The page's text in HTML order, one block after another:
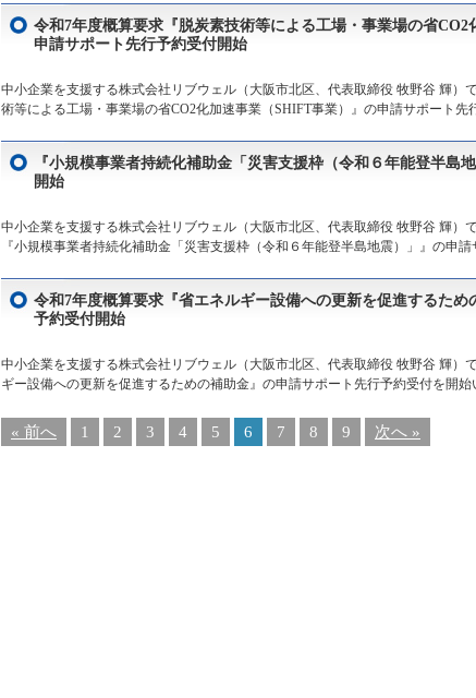
令和7年度概算要求『脱炭素技術等による工場・事業場の省
申請サポート先行予約受付開始
中小企業を支援する株式会社リブウェル（大阪市北区、代表取締役 牧野谷 輝）
術等による工場・事業場の省CO2化加速事業（SHIFT事業）』の申請サポート
『小規模事業者持続化補助金「災害支援枠（令和６年能登半島
開始
中小企業を支援する株式会社リブウェル（大阪市北区、代表取締役 牧野谷 輝）
『小規模事業者持続化補助金「災害支援枠（令和６年能登半島地震）」』の申
令和7年度概算要求『省エネルギー設備への更新を促進するた
予約受付開始
中小企業を支援する株式会社リブウェル（大阪市北区、代表取締役 牧野谷 輝）
ギー設備への更新を促進するための補助金』の申請サポート先行予約受付を開
« 前へ 1 2 3 4 5 6 7 8 9 次へ »